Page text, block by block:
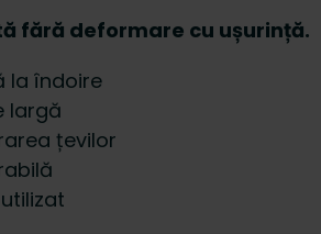
fără deformare cu ușurință.
la îndoire
largă
țevilor